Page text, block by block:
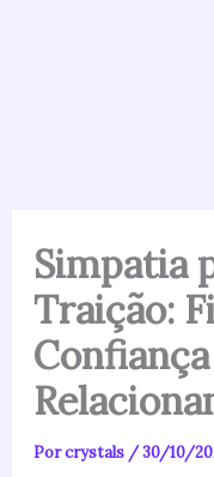
Simpatia
Traição:
Porcrystals /30/10/